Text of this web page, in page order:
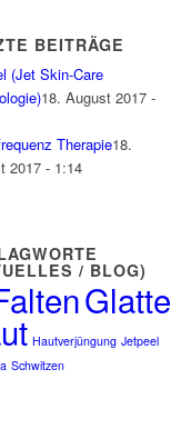
BEITRÄGE
(Jet Skin-Care
18. August 2017 -
Therapie18.
2017 - 1:14
/ BLOG)
Glatte
Hautverjüngung Jetpeel
Schwitzen